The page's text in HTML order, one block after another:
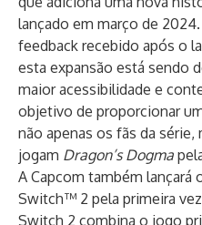
lançado em março de
feedback recebido após o
esta expansão está sendo
maior acessibilidade e
objetivo de proporcionar
não apenas os fãs da
jogam Dragon’s Dogma
A Capcom também lançará
Switch™ 2 pela primeira
Switch 2 combina o jogo